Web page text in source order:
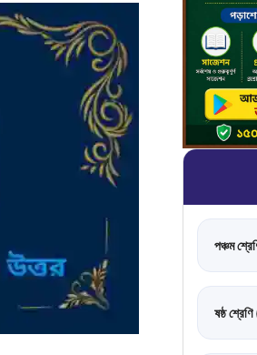
পঞ্চম
ষষ্ঠ